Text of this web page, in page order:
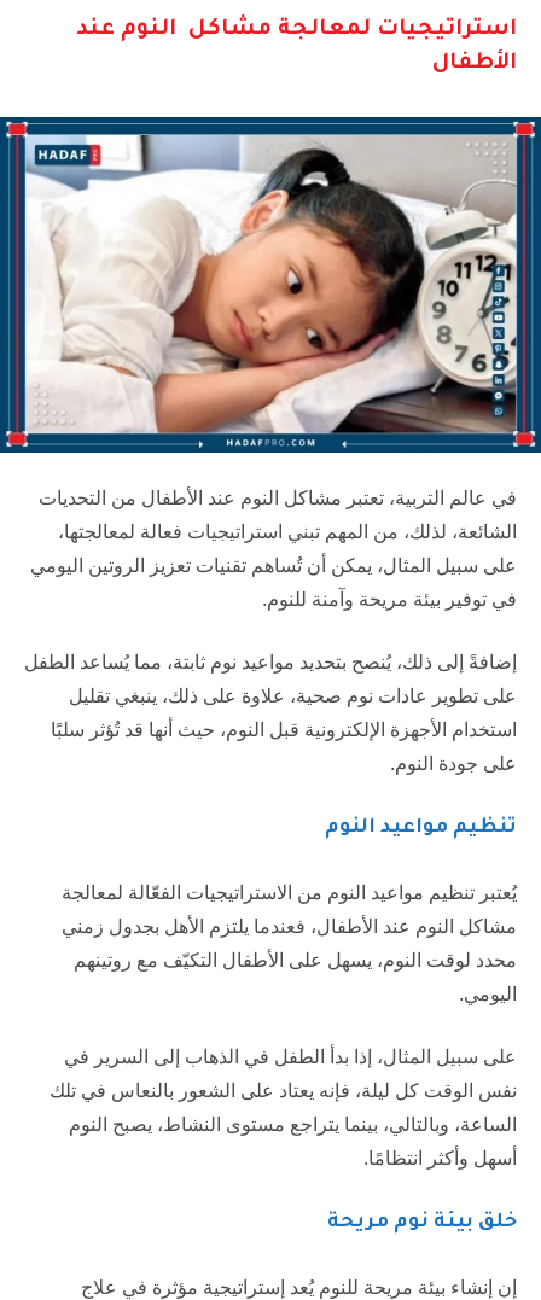
استراتيجيات لمعالجة مشاكل النوم عند
الأطفال
في عالم التربية، تعتبر مشاكل النوم عند الأطفال من التحديات
الشائعة، لذلك، من المهم تبني استراتيجيات فعالة لمعالجتها،
على سبيل المثال، يمكن أن تُساهم تقنيات تعزيز الروتين اليومي
في توفير بيئة مريحة وآمنة للنوم.
إضافةً إلى ذلك، يُنصح بتحديد مواعيد نوم ثابتة، مما يُساعد الطفل
على تطوير عادات نوم صحية، علاوة على ذلك، ينبغي تقليل
استخدام الأجهزة الإلكترونية قبل النوم، حيث أنها قد تُؤثر سلبًا
على جودة النوم.
تنظيم مواعيد النوم
يُعتبر تنظيم مواعيد النوم من الاستراتيجيات الفعّالة لمعالجة
مشاكل النوم عند الأطفال، فعندما يلتزم الأهل بجدول زمني
محدد لوقت النوم، يسهل على الأطفال التكيّف مع روتينهم
اليومي.
على سبيل المثال، إذا بدأ الطفل في الذهاب إلى السرير في
نفس الوقت كل ليلة، فإنه يعتاد على الشعور بالنعاس في تلك
الساعة، وبالتالي، بينما يتراجع مستوى النشاط، يصبح النوم
أسهل وأكثر انتظامًا.
خلق بيئة نوم مريحة
إن إنشاء بيئة مريحة للنوم يُعد إستراتيجية مؤثرة في علاج